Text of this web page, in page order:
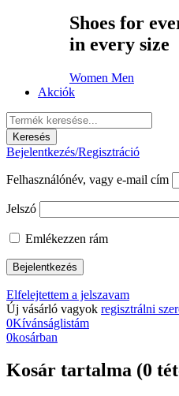
Shoes for
in every size
Women Men
Akciók
Bejelentkezés/Regisztráció
Felhasználónév, vagy e-mail cím
Jelszó
Emlékezzen rám
Elfelejtettem a jelszavam
Új vásárló vagyok regisztrálni
0Kívánságlistám
0kosárban
Kosár tartalma (0